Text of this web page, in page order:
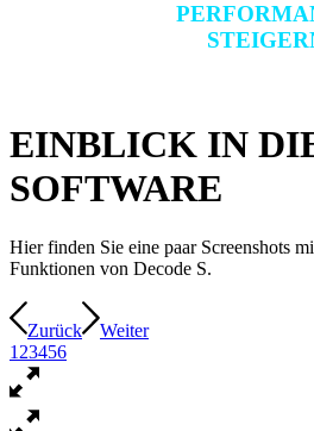
EINBLICK IN
SOFTWARE
Hier finden Sie eine paar Screenshots
Funktionen von Decode S.
Zurück
Weiter
1 23456